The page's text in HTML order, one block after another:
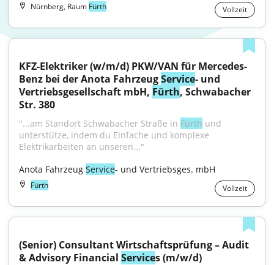
Nürnberg, Raum Fürth Vollzeit
KFZ-Elektriker (w/m/d) PKW/VAN für Mercedes-
Benz bei der Anota Fahrzeug Service- und
Vertriebsgesellschaft mbH, Fürth, Schwabacher
Str. 380
"...am Standort Schwabacher Straße in Fürth und
unterstütze, indem du Einfache und komplexe
Elektrikarbeiten an unseren..."
Anota Fahrzeug Service- und Vertriebsges. mbH
Fürth Vollzeit
(Senior) Consultant Wirtschaftsprüfung – Audit
& Advisory Financial Services (m/w/d)